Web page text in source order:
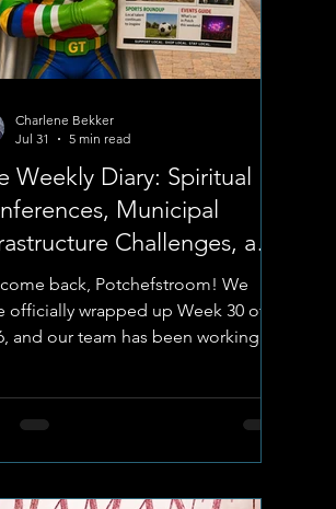
Weekly Diary: Spiritual
Municipal
Challenges, and
Bult Hotspots
back, Potchefstroom! We
officially wrapped up Week 30 of
and our team has been working
of our municipality.
in the Field" team covered an
array of stories over the past
Charlene Bekker
Jul 31
5 min read